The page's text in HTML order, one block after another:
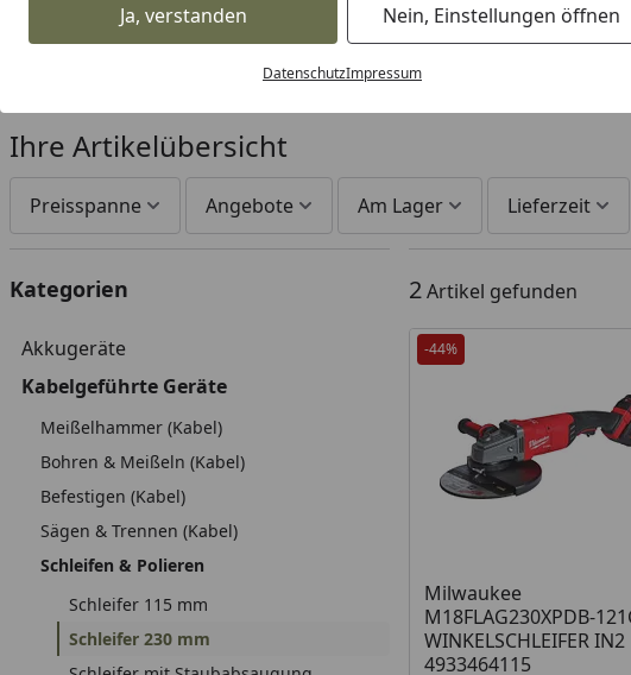
Ja, verstanden Nein, Einstellungen öffnen
DatenschutzImpressum
Startseite
Milwaukee Kabelgeführte Geräte Schleifen & Polieren Schleifer
Milwaukee Schleifer 230 mm
Ihre Artikelübersicht
Preisspanne Angebote Am Lager Lieferzeit
Kategorien
Akkugeräte
Kabelgeführte Geräte
Meißelhammer (Kabel)
Bohren & Meißeln (Kabel)
Befestigen (Kabel)
Sägen & Trennen (Kabel)
Schleifen & Polieren
Schleifer 115 mm
Schleifer 230 mm
2Artikel gefunden
-44%
Milwaukee
M18FLAG230XPDB-
WINKELSCHLEIFER IN2
4933464115
Produkt am Lager